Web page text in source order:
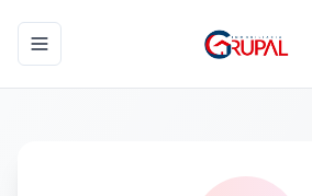
Toggle navigation menu